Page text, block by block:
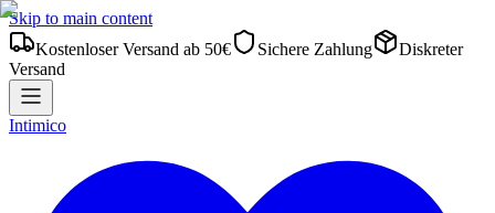
Skip to main content
Kostenloser Versand ab 50€
Sichere Zahlung
Diskreter
Versand
Intimico